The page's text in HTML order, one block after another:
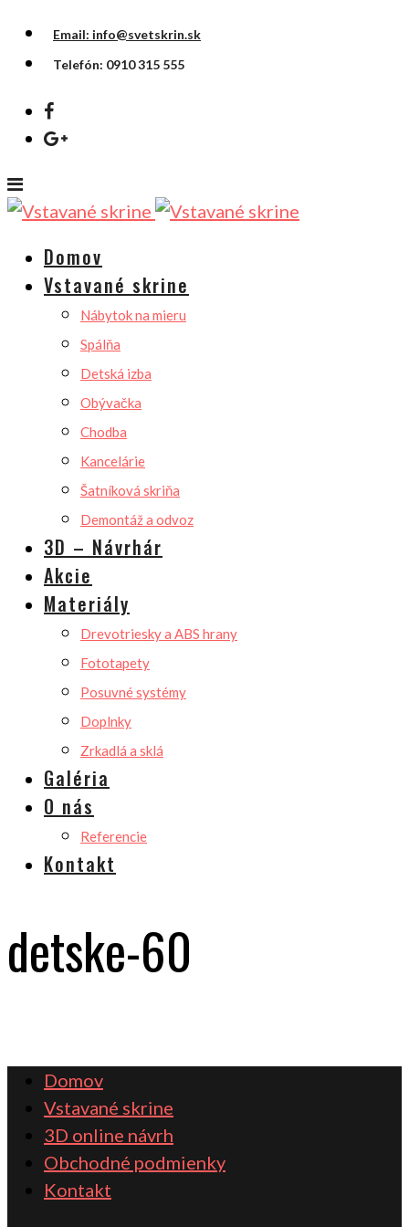
Email: info@svetskrin.sk
Telefón: 0910 315 555
Domov
Vstavané skrine
Nábytok na mieru
Spálňa
Detská izba
Obývačka
Chodba
Kancelárie
Šatníková skriňa
Demontáž a odvoz
3D – Návrhár
Akcie
Materiály
Drevotriesky a ABS hrany
Fototapety
Posuvné systémy
Doplnky
Zrkadlá a sklá
Galéria
O nás
Referencie
Kontakt
detske-60
Domov
Vstavané skrine
3D online návrh
Obchodné podmienky
Kontakt